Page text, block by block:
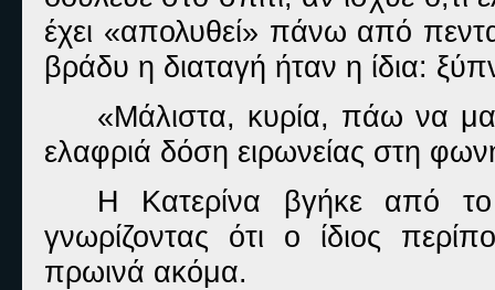
έχει «απολυθεί» πάνω από
βράδυ η διαταγή ήταν η ίδια:
«Μάλιστα, κυρία, πάω να
ελαφριά δόση ειρωνείας στη
Η Κατερίνα βγήκε από
γνωρίζοντας ότι ο ίδιος
πρωινά ακόμα.